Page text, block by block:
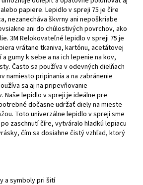
papiere. Lepidlo v spreji 75 je číre
nezanecháva škvrny ani nepoškriabe
ani do chúlostivých povrchov, ako
3M Relokovateľné lepidlo v spreji 75 je
vrátane tkaniva, kartónu, acetátovej
gumy k sebe a na ich lepenie na kov,
Často sa používa v odevných dielňach
namiesto pripínania a na zabránenie
sa aj na pripevňovanie
Naše lepidlo v spreji je ideálne pre
dočasne udržať diely na mieste
Toto univerzálne lepidlo v spreji sme
zaschnutí číre, vytváralo hladkú lepiacu
čím sa dosiahne čistý vzhľad, ktorý
a symboly pri šití